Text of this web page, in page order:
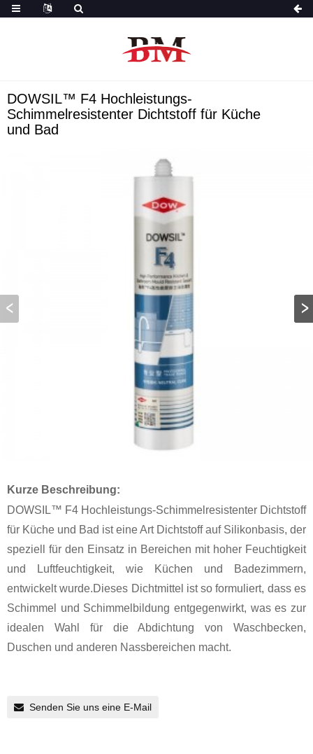
DOWSIL™ F4 Hochleistungs-
Schimmelresistenter Dichtstoff für Küche
und Bad
Kurze Beschreibung:
DOWSIL™ F4 Hochleistungs-Schimmelresistenter Dichtstoff
für Küche und Bad ist eine Art Dichtstoff auf Silikonbasis, der
speziell für den Einsatz in Bereichen mit hoher Feuchtigkeit
und Luftfeuchtigkeit, wie Küchen und Badezimmern,
entwickelt wurde.Dieses Dichtmittel ist so formuliert, dass es
Schimmel und Schimmelbildung entgegenwirkt, was es zur
idealen Wahl für die Abdichtung von Waschbecken,
Duschen und anderen Nassbereichen macht.
Senden Sie uns eine E-Mail